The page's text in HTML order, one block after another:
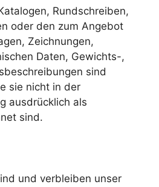
Rundschreiben,
oder den zum Angebot
Zeichnungen,
Daten, Gewichts-,
sind
sie nicht in der
ausdrücklich als
sind.
und verbleiben unser